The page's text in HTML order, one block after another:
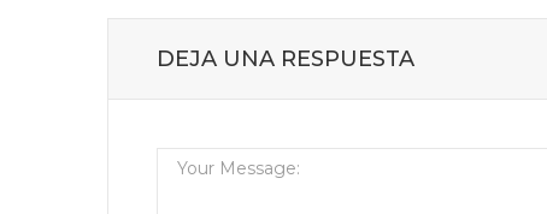
DEJA UNA RESPUESTA